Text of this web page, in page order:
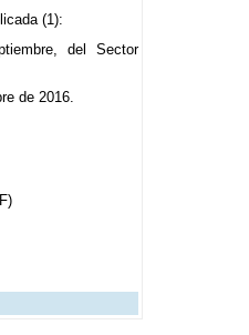
(1):
del Sector
de 2016.